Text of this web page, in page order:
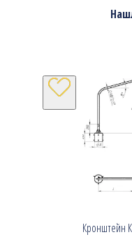
Кронштейн